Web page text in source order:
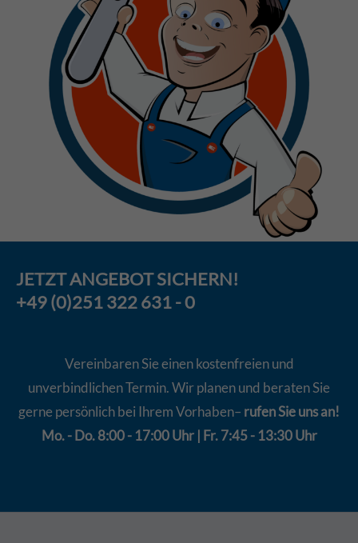
JETZTANGEBOTSICHERN!
+49 (0)251 322 631 - 0
Vereinbaren Sie einen kostenfreien und
unverbindlichen Termin. Wir planen und beraten Sie
gerne persönlich bei Ihrem Vorhaben– rufen Sie uns an!
Mo. - Do. 8:00 - 17:00 Uhr | Fr. 7:45 - 13:30 Uhr